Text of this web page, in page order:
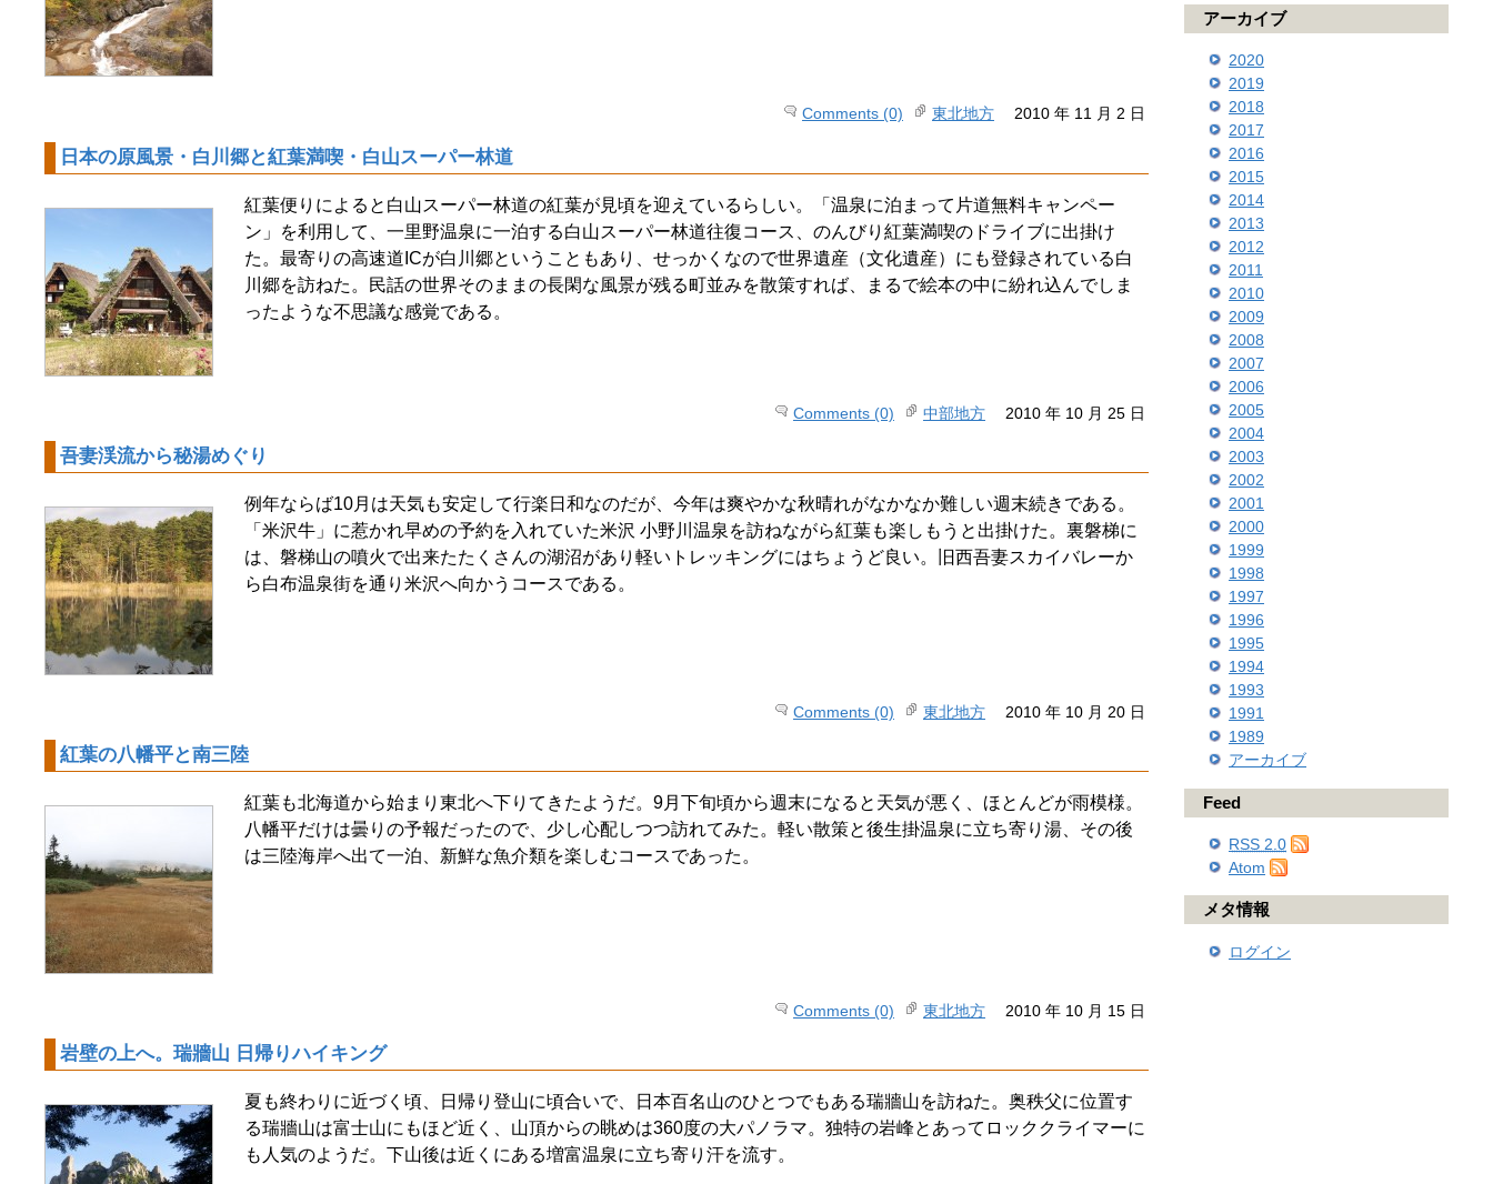
Comments (0) 東北地方 2010 年 11 月 2 日
日本の原風景・白川郷と紅葉満喫・白山スーパー林道
紅葉便りによると白山スーパー林道の紅葉が見頃を迎えているらしい。「温泉に泊まって片道無料キャンペー
ン」を利用して、一里野温泉に一泊する白山スーパー林道往復コース、のんびり紅葉満喫のドライブに出掛け
た。最寄りの高速道ICが白川郷ということもあり、せっかくなので世界遺産（文化遺産）にも登録されている白
川郷を訪ねた。民話の世界そのままの長閑な風景が残る町並みを散策すれば、まるで絵本の中に紛れ込んでしま
ったような不思議な感覚である。
Comments (0) 中部地方 2010 年 10 月 25 日
吾妻渓流から秘湯めぐり
例年ならば10月は天気も安定して行楽日和なのだが、今年は爽やかな秋晴れがなかなか難しい週末続きである。
「米沢牛」に惹かれ早めの予約を入れていた米沢 小野川温泉を訪ねながら紅葉も楽しもうと出掛けた。裏磐梯に
は、磐梯山の噴火で出来たたくさんの湖沼があり軽いトレッキングにはちょうど良い。旧西吾妻スカイバレーか
ら白布温泉街を通り米沢へ向かうコースである。
Comments (0) 東北地方 2010 年 10 月 20 日
紅葉の八幡平と南三陸
紅葉も北海道から始まり東北へ下りてきたようだ。9月下旬頃から週末になると天気が悪く、ほとんどが雨模様。
八幡平だけは曇りの予報だったので、少し心配しつつ訪れてみた。軽い散策と後生掛温泉に立ち寄り湯、その後
は三陸海岸へ出て一泊、新鮮な魚介類を楽しむコースであった。
Comments (0) 東北地方 2010 年 10 月 15 日
岩壁の上へ。瑞牆山 日帰りハイキング
夏も終わりに近づく頃、日帰り登山に頃合いで、日本百名山のひとつでもある瑞牆山を訪ねた。奥秩父に位置す
る瑞牆山は富士山にもほど近く、山頂からの眺めは360度の大パノラマ。独特の岩峰とあってロッククライマーに
も人気のようだ。下山後は近くにある増富温泉に立ち寄り汗を流す。
アーカイブ
2020
2019
2018
2017
2016
2015
2014
2013
2012
2011
2010
2009
2008
2007
2006
2005
2004
2003
2002
2001
2000
1999
1998
1997
1996
1995
1994
1993
1991
1989
アーカイブ
Feed
RSS 2.0
Atom
メタ情報
ログイン